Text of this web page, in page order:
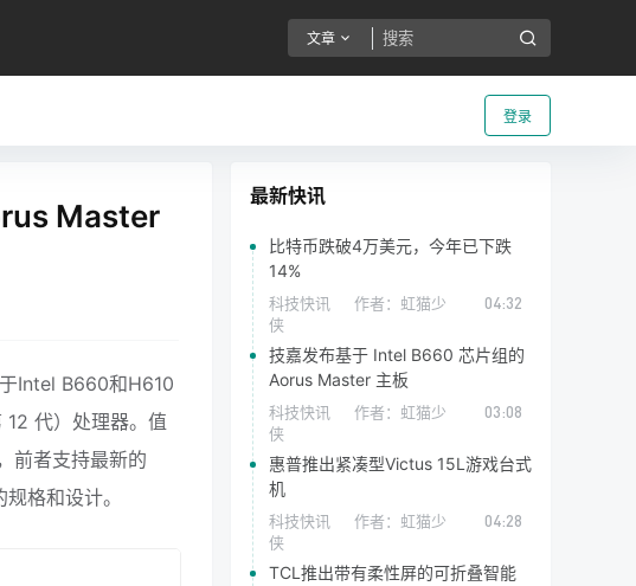
文章
登录
Master
Intel B660和H610
代）处理器。值
前者支持最新的
格和设计。
最新快讯
比特币跌破4万美元，今年已下跌
14%
科技快讯 作者： 虹猫少
侠
04:32
技嘉发布基于 Intel B660 芯片组的
Aorus Master 主板
科技快讯 作者： 虹猫少
侠
03:08
惠普推出紧凑型Victus 15L游戏台式
机
科技快讯 作者： 虹猫少
侠
04:28
TCL推出带有柔性屏的可折叠智能